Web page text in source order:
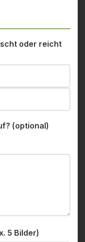
oder reicht
(optional)
5 Bilder)